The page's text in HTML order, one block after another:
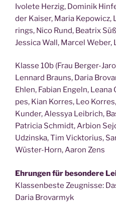
Ivo­le­te Her­zig, Domi­nik
der Kai­ser, Maria Kepo­wicz,
rings, Nico Rund, Bea­trix
Jes­si­ca Wall, Mar­cel
Klas­se 10b (Frau Ber­ger-
Len­nard Brauns, Daria
Ehlen, Fabi­an Engeln,
pes, Kian Kor­res, Leo
Kun­der, Ales­sya Leibrich,
Patri­cia Schmidt, Arbi­on
Udzins­ka, Tim Vick­to­ri­us,
Wüs­ter-Horn, Aaron Zens
Ehrun­gen für beson­de­re
Klas­sen­bes­te Zeug­nis­se:
Daria Brovarmyk